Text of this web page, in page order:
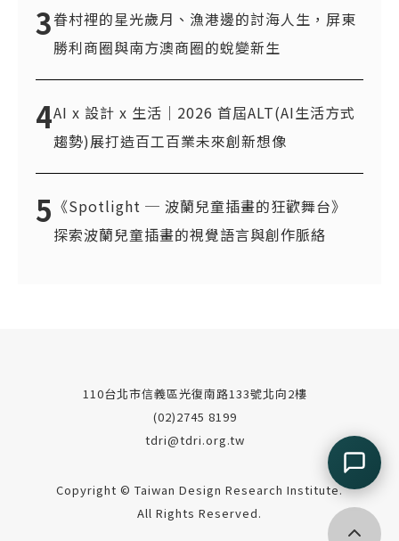
3眷村裡的星光歲月、漁港邊的討海人生，屏東
勝利商圈與南方澳商圈的蛻變新生
4AI x 設計 x 生活｜2026 首屆ALT(AI生活方式
趨勢)展打造百工百業未來創新想像
5 《Spotlight ─ 波蘭兒童插畫的狂歡舞台》
探索波蘭兒童插畫的視覺語言與創作脈絡
110台北市信義區光復南路133號北向2樓
(02)2745 8199
tdri@tdri.org.tw
Copyright © Taiwan Design Research Institute.
All Rights Reserved.
回到頂端